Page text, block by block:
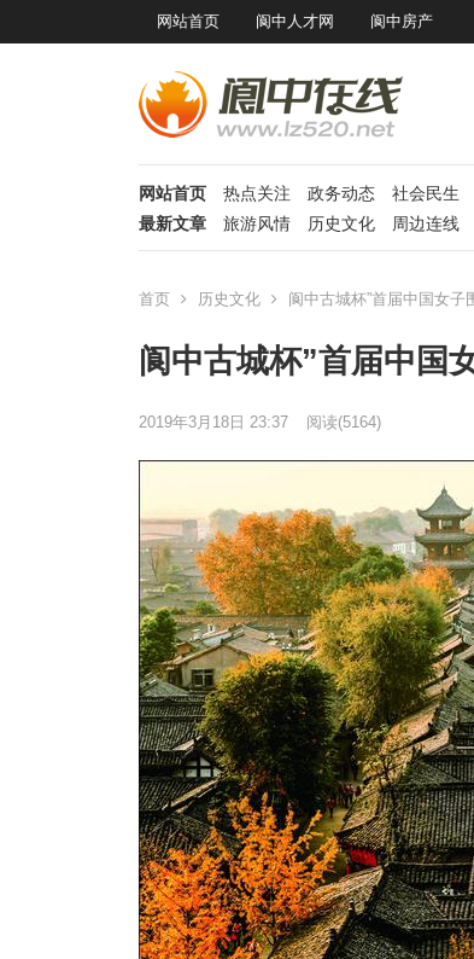
网站首页 阆中人才网 阆中房产
网站首页 热点关注 政务动态 社会民生
最新文章
旅游风情 历史文化 周边连线
首页 历史文化 阆中古城杯”首届中国女
阆中古城杯”首届中国
2019年3月18日 23:37 阅读(5164)